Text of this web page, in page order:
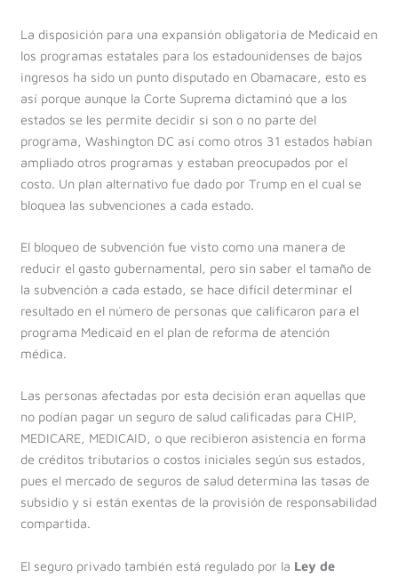
La disposición para una expansión obligatoria de Medicaid en
los programas estatales para los estadounidenses de bajos
ingresos ha sido un punto disputado en Obamacare, esto es
así porque aunque la Corte Suprema dictaminó que a los
estados se les permite decidir si son o no parte del
programa, Washington DC así como otros 31 estados habían
ampliado otros programas y estaban preocupados por el
costo. Un plan alternativo fue dado por Trump en el cual se
bloquea las subvenciones a cada estado.
El bloqueo de subvención fue visto como una manera de
reducir el gasto gubernamental, pero sin saber el tamaño de
la subvención a cada estado, se hace difícil determinar el
resultado en el número de personas que calificaron para el
programa Medicaid en el plan de reforma de atención
médica.
Las personas afectadas por esta decisión eran aquellas que
no podían pagar un seguro de salud calificadas para CHIP,
MEDICARE, MEDICAID, o que recibieron asistencia en forma
de créditos tributarios o costos iniciales según sus estados,
pues el mercado de seguros de salud determina las tasas de
subsidio y si están exentas de la provisión de responsabilidad
compartida.
El seguro privado también está regulado por la Ley de